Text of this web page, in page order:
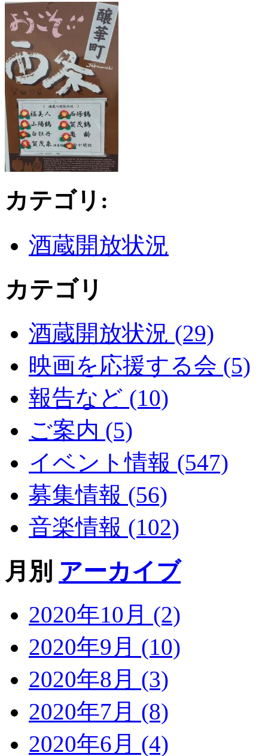
カテゴリ :
酒蔵開放状況
カテゴリ
酒蔵開放状況 (29)
映画を応援する会 (5)
報告など (10)
ご案内 (5)
イベント情報 (547)
募集情報 (56)
音楽情報 (102)
月別 アーカイブ
2020年10月 (2)
2020年9月 (10)
2020年8月 (3)
2020年7月 (8)
2020年6月 (4)